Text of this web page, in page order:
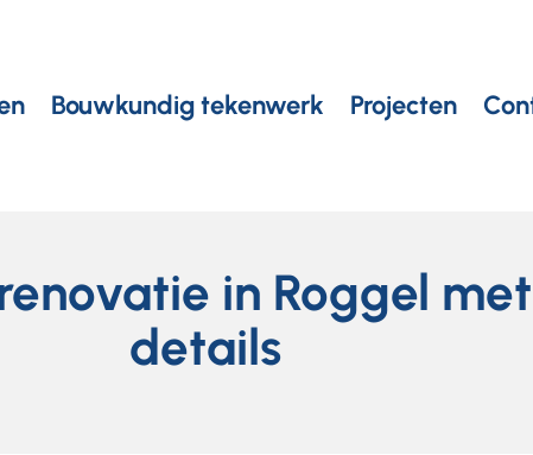
Bouwkundig tekenwerk Projecten
in Roggel
details